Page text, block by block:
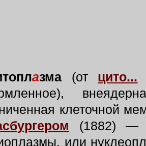
азма (от цито...
клеточной
(1882) —
или